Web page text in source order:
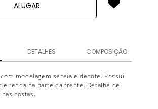
ALUGAR
DETALHES COMPOSIÇÃO
modelagem sereia e decote. Possui
e fenda na parte da frente. Detalhe de
costas.